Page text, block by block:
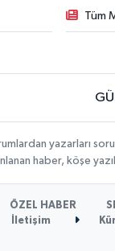
Tüm
yazarları
haber, köşe
ÖZEL HABER
İletişim